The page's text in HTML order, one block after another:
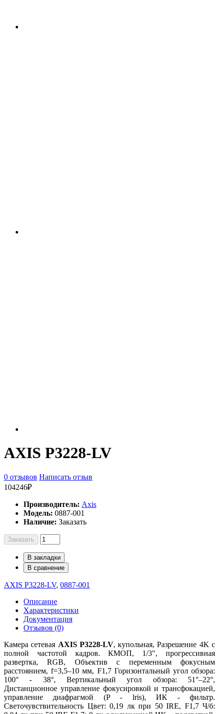
AXIS P3228-LV
0 отзывов Написать отзыв
104246₽
Производитель: Axis
Модель: 0887-001
Наличие: Заказать
Заказать
В закладки
В сравнение
AXIS P3228-LV, 0887-001
Описание
Характеристики
Документация
Отзывов (0)
Камера сетевая AXIS P3228-LV, купольная, Разрешение 4K с
полной частотой кадров. КМОП, 1/3", прогрессивная
развертка, RGB, Объектив с переменным фокусным
расстоянием, f=3,5–10 мм, F1,7 Горизонтальный угол обзора:
100° - 38°, Вертикальный угол обзора: 51°–22°,
Дистанционное управление фокусировкой и трансфокацией,
управление диафрагмой (P - lris), ИК - фильтр.
Светочувствительность Цвет: 0,19 лк при 50 IRE, F1,7 Ч/б: